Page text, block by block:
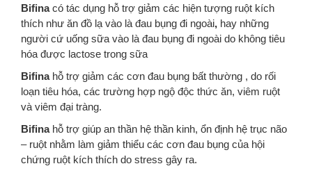
Bifinacó tác dụng hỗ trợ giảm các hiện tượng ruột kích
thích như ăn đồ lạ vào là đau bụng đi ngoài, hay những
người cứ uống sữa vào là đau bụng đi ngoài do không tiêu
hóa được lactose trong sữa
Bifinahỗ trợ giảm các cơn đau bụng bất thường , do rối
loạn tiêu hóa, các trường hợp ngộ độc thức ăn, viêm ruột
và viêm đại tràng.
Bifinahỗ trợ giúp an thần hệ thần kinh, ổn định hệ trục não
– ruột nhằm làm giảm thiểu các cơn đau bụng của hội
chứng ruột kích thích do stress gây ra.